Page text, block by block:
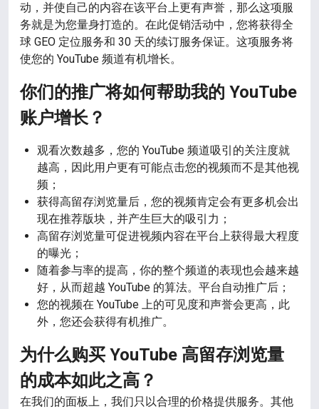
动，并使自己的内容在该平台上更有声誉，那么这项服
务就是为您量身打造的。在此促销活动中，您将获得全
球 GEO 定位服务和 30 天的续订服务保证。这项服务将
使您的 YouTube 频道有机增长。
你们的推广将如何帮助我的 YouTube
账户增长？
观看次数越多，您的 YouTube 频道吸引的关注度就
越高，因此用户更有可能点击您的视频而不是其他视
频；
获得高留存浏览量后，您的视频肯定会有更多机会出
现在推荐版块，并产生巨大的吸引力；
高留存浏览量可促进视频内容在平台上获得最大程度
的曝光；
随着参与率的提高，你的整个频道的表现也会越来越
好，从而超越 YouTube 的算法。平台自动推广后；
您的视频在 YouTube 上的可见度和声誉会更高，此
外，您还会获得有机推广。
为什么购买 YouTube 高留存浏览量
的成本如此之高？
在我们的面板上，我们只以合理的价格提供服务。其他